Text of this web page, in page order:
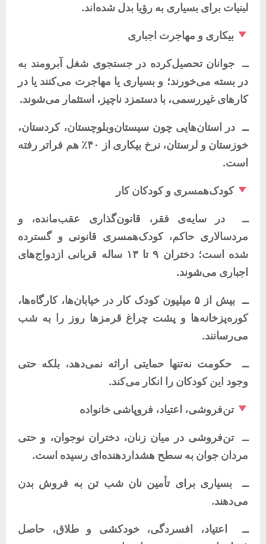
لبنیات برای بسیاری به رؤیا بدل شده‌اند.
بیکاری و مهاجرت اجباری
ــ جوانان تحصیل‌کرده در جستجوی شغل آبرومند به
در بسته می‌خورند؛ و بسیاری یا مهاجرت می‌کنند یا در
کارهای غیررسمی، با دستمزد ناچیز، استثمار می‌شوند.
ــ در استان‌هایی چون سیستان‌وبلوچستان، کردستان،
خوزستان و لرستان، نرخ بیکاری از ۴۰٪ هم فراتر رفته
است.
کودک‌همسری و کودکان کار
ــ در سایه‌ی فقر، قانون‌گذاری عقب‌مانده،
و
مردسالاری حاکم، کودک‌همسری قانونی و گسترده
شده است؛ دختران ۹ تا ۱۳ ساله قربانی ازدواج‌های
اجباری می‌شوند.
ــ بیش از ۵ میلیون کودک کار در خیابان‌ها، کارگاه‌ها،
کوره‌پزخانه‌ها و پشت چراغ قرمزها روز را به شب
می‌رسانند.
ــ حکومت نه‌تنها حمایتی ارائه نمی‌دهد، بلکه حتی
وجود این کودکان را انکار می‌کند.
تن‌فروشی، اعتیاد، فروپاشی خانواده
ــ تن‌فروشی در میان زنان، دختران نوجوان، و حتی
مردان جوان به سطح هشداردهنده‌ای رسیده است.
ــ بسیاری برای تأمین نان شب تن به فروش بدن
می‌دهند.
ــ اعتیاد، افسردگی، خودکشی و طلاق،
حاصل